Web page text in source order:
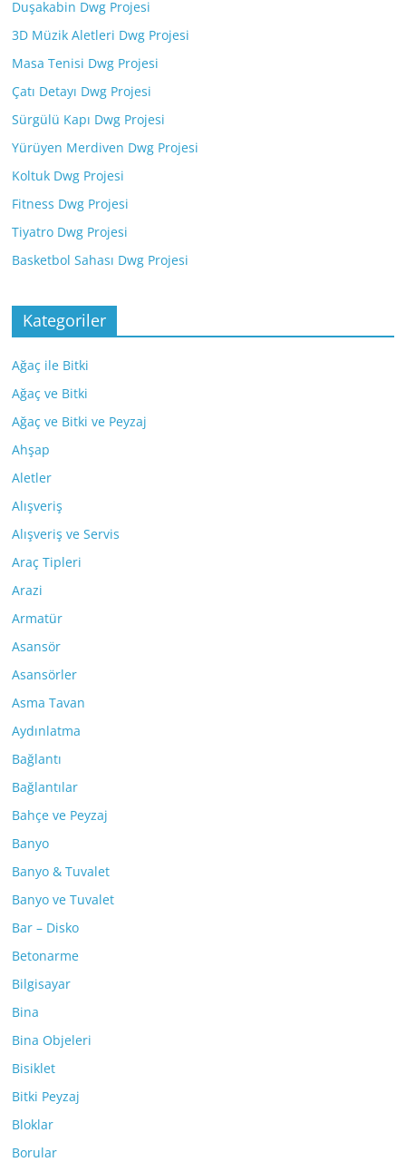
Duşakabin Dwg Projesi
3D Müzik Aletleri Dwg Projesi
Masa Tenisi Dwg Projesi
Çatı Detayı Dwg Projesi
Sürgülü Kapı Dwg Projesi
Yürüyen Merdiven Dwg Projesi
Koltuk Dwg Projesi
Fitness Dwg Projesi
Tiyatro Dwg Projesi
Basketbol Sahası Dwg Projesi
Kategoriler
Ağaç ile Bitki
Ağaç ve Bitki
Ağaç ve Bitki ve Peyzaj
Ahşap
Aletler
Alışveriş
Alışveriş ve Servis
Araç Tipleri
Arazi
Armatür
Asansör
Asansörler
Asma Tavan
Aydınlatma
Bağlantı
Bağlantılar
Bahçe ve Peyzaj
Banyo
Banyo & Tuvalet
Banyo ve Tuvalet
Bar – Disko
Betonarme
Bilgisayar
Bina
Bina Objeleri
Bisiklet
Bitki Peyzaj
Bloklar
Borular